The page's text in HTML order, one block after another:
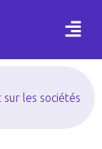
sur les sociétés